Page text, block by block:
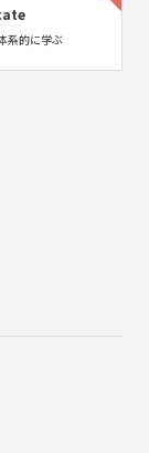
系的に学ぶ